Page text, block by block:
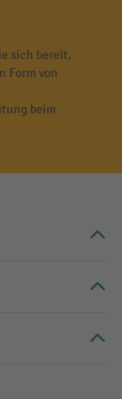
sich bereit,
Form von
beim